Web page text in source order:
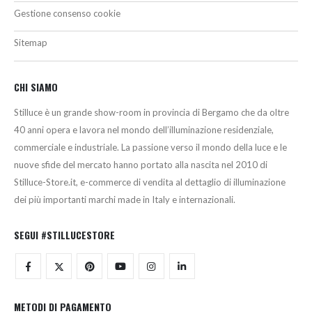
Gestione consenso cookie
Sitemap
CHI SIAMO
Stilluce è un grande show-room in provincia di Bergamo che da oltre
40 anni opera e lavora nel mondo dell’illuminazione residenziale,
commerciale e industriale. La passione verso il mondo della luce e le
nuove sfide del mercato hanno portato alla nascita nel 2010 di
Stilluce-Store.it, e-commerce di vendita al dettaglio di illuminazione
dei più importanti marchi made in Italy e internazionali.
SEGUI #STILLUCESTORE
METODI DI PAGAMENTO